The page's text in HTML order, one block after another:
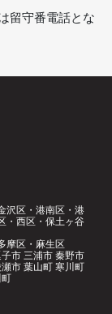
留守番電話とな
沢区・港南区・港
・西区・保土ヶ谷
摩区・麻生区
市 三浦市 秦野市
市 葉山町 寒川町